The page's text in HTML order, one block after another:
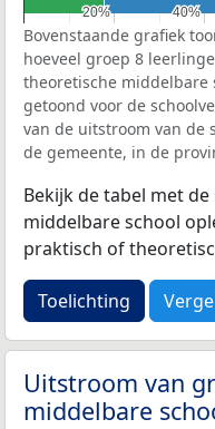
20%
20% 40%
40%
Bovenstaande grafiek
hoeveel groep 8
theoretische middelbare
getoond voor de
van de uitstroom van de
de gemeente, in de
Bekijk de tabel met
middelbare school
praktisch of
Toelichting
Uitstroom van
middelbare